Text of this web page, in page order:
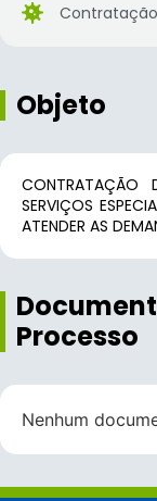
Contratação
Objeto
CONTRATAÇÃO
SERVIÇOS
ATENDER AS
Processo
Nenhum